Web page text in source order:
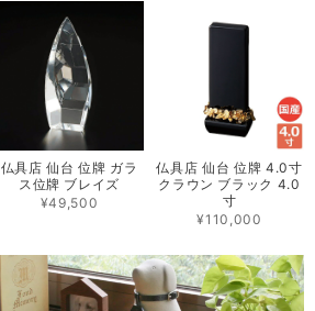
仏具店 仙台 位牌 ガラ
ス位牌 ブレイズ
¥49,500
仏具店 仙台 位牌 4.0寸
クラウン ブラック 4.0
寸
¥110,000